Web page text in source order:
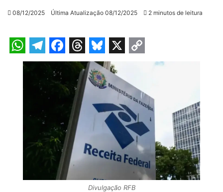
08/12/2025 Última Atualização 08/12/2025 2 minutos de leitura
W T
g
r
F
a
b
o
o
k
T
h
r
e
a
d
s
B
l
u
e
k
y
X
p
y
L
i
n
k
Divulgação RFB